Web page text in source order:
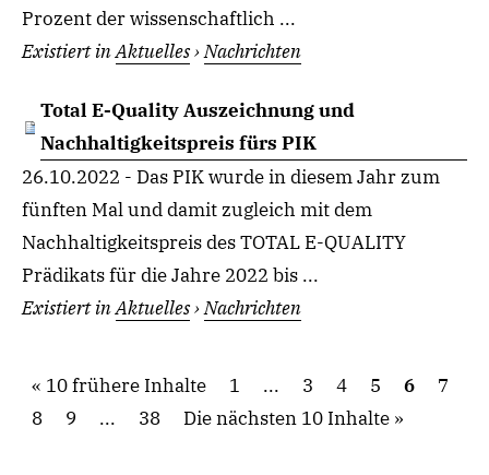
Prozent der wissenschaftlich ...
Existiert inAktuelles›Nachrichten
Total E-Quality Auszeichnung und
Nachhaltigkeitspreis fürs PIK
26.10.2022 - Das PIK wurde in diesem Jahr zum
fünften Mal und damit zugleich mit dem
Nachhaltigkeitspreis des TOTAL E-QUALITY
Prädikats für die Jahre 2022 bis ...
Existiert inAktuelles›Nachrichten
10 frühere Inhalte 1 ... 3 4 5 6
7
8
9 ... 38 Die nächsten 10 Inhalte